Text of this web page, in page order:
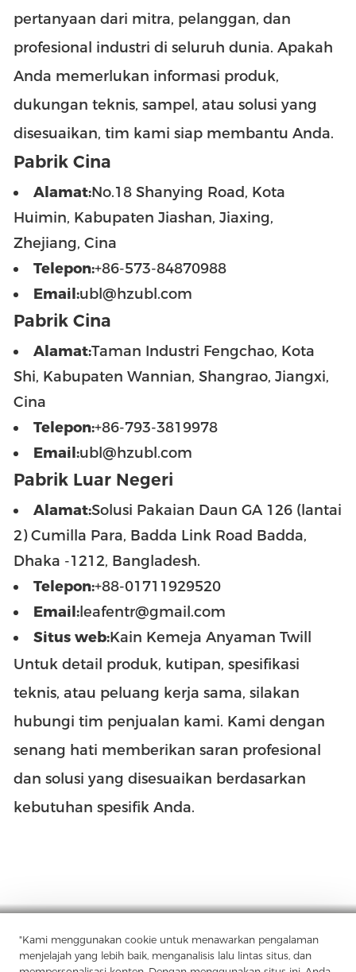
"Kami menggunakan cookie untuk menawarkan pengalaman
menjelajah yang lebih baik, menganalisis lalu lintas situs, dan
pertanyaan dari mitra, pelanggan, dan
profesional industri di seluruh dunia. Apakah
Anda memerlukan informasi produk,
dukungan teknis, sampel, atau solusi yang
disesuaikan, tim kami siap membantu Anda.
Pabrik Cina
Alamat:No.18 Shanying Road, Kota
Huimin, Kabupaten Jiashan, Jiaxing,
Zhejiang, Cina
Telepon:+86-573-84870988
Email:ubl@hzubl.com
Pabrik Cina
Alamat:Taman Industri Fengchao, Kota
Shi, Kabupaten Wannian, Shangrao, Jiangxi,
Cina
Telepon:+86-793-3819978
Email:ubl@hzubl.com
Pabrik Luar Negeri
Alamat:Solusi Pakaian Daun GA 126 (lantai
2) Cumilla Para, Badda Link Road Badda,
Dhaka -1212, Bangladesh.
Telepon:+88-01711929520
Email:leafentr@gmail.com
Situs web:Kain Kemeja Anyaman Twill
Untuk detail produk, kutipan, spesifikasi
teknis, atau peluang kerja sama, silakan
hubungi tim penjualan kami. Kami dengan
senang hati memberikan saran profesional
dan solusi yang disesuaikan berdasarkan
kebutuhan spesifik Anda.
Perusahaan Produk Solusi Keuntungan Media